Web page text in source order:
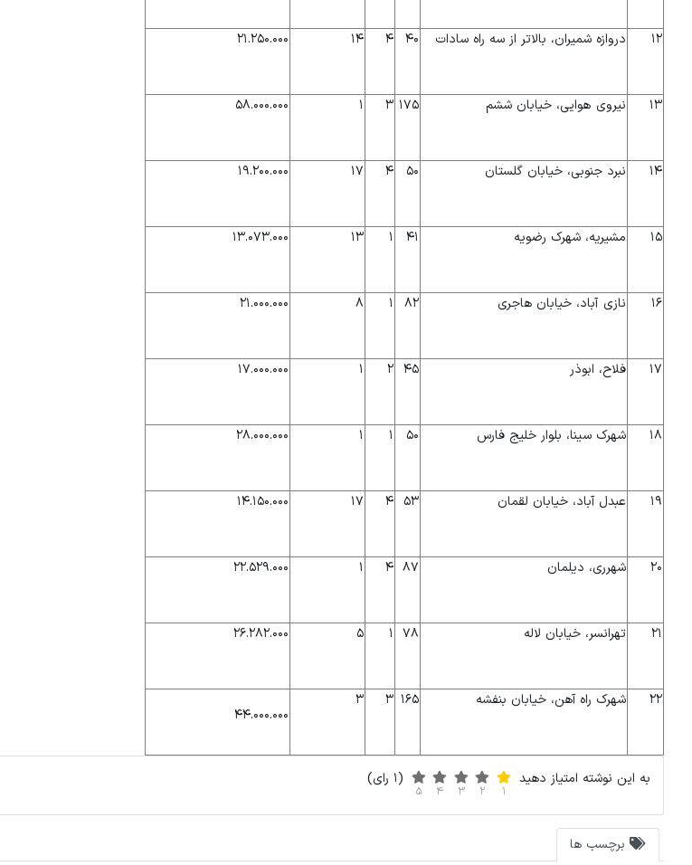
۱۲ دروازه شمیران، بالاتر از سه راه سادات ۴۰ ۴ ۱۴ ۲۱.۲۵۰.۰۰۰
۱۳ نیروی هوایی، خیابان ششم ۱۷۵ ۳ ۱ ۵۸.۰۰۰.۰۰۰
۱۴ نبرد جنوبی، خیابان گلستان ۵۰ ۴ ۱۷ ۱۹.۲۰۰.۰۰۰
۱۵ مشیریه، شهرک رضویه ۴۱ ۱ ۱۳ ۱۳.۰۷۳.۰۰۰
۱۶ نازی آباد، خیابان هاجری ۸۲ ۱ ۸ ۲۱.۰۰۰.۰۰۰
۱۷ فلاح، ابوذر ۴۵ ۲ ۱ ۱۷.۰۰۰.۰۰۰
۱۸ شهرک سینا، بلوار خلیج فارس ۵۰ ۱ ۱ ۲۸.۰۰۰.۰۰۰
۱۹ عبدل آباد، خیابان لقمان ۵۳ ۴ ۱۷ ۱۴.۱۵۰.۰۰۰
۲۰ شهرری، دیلمان ۸۷ ۴ ۱ ۲۲.۵۲۹.۰۰۰
۲۱ تهرانسر، خیابان لاله ۷۸ ۱ ۵ ۲۶.۲۸۲.۰۰۰
۲۲ شهرک راه آهن، خیابان بنفشه ۱۶۵ ۳
۳
۴۴.۰۰۰.۰۰۰
به این نوشته امتیاز دهید
1
2
3
4
5
(1 رای)
برچسب ها